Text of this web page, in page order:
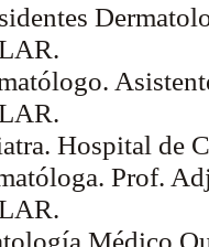
Hospital de
Prof.
Médico